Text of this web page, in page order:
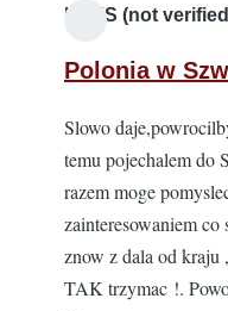
KRYS (not
Polonia w
Slowo
temu pojechalem do
razem moge
zainteresowaniem
znow z dala od
TAK trzymac !.